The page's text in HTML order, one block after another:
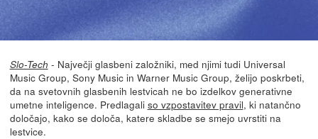
Slo-Tech - Največji glasbeni založniki, med njimi tudi Universal
Music Group, Sony Music in Warner Music Group, želijo poskrbeti,
da na svetovnih glasbenih lestvicah ne bo izdelkov generativne
umetne inteligence. Predlagali so vzpostavitev pravil, ki natančno
določajo, kako se določa, katere skladbe se smejo uvrstiti na
lestvice.